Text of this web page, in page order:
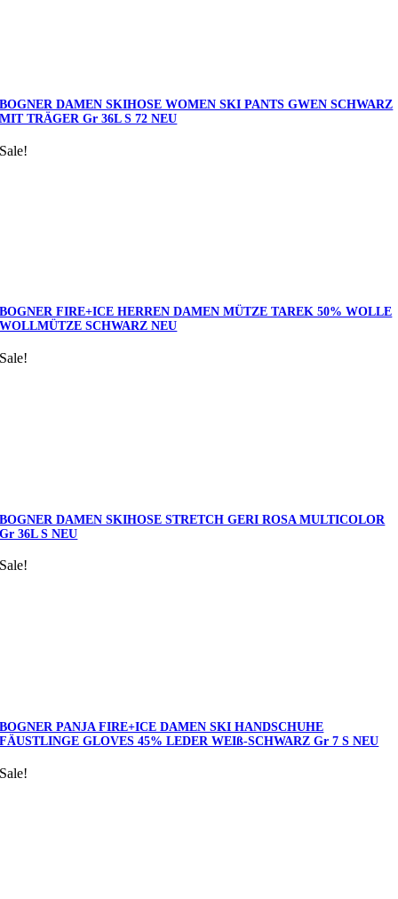
BOGNER DAMEN SKIHOSE WOMEN SKI PANTS GWEN SCHWARZ
MIT TRÄGER Gr 36L S 72 NEU
Sale!
BOGNER FIRE+ICE HERREN DAMEN MÜTZE TAREK 50% WOLLE
WOLLMÜTZE SCHWARZ NEU
Sale!
BOGNER DAMEN SKIHOSE STRETCH GERI ROSA MULTICOLOR
Gr 36L S NEU
Sale!
BOGNER PANJA FIRE+ICE DAMEN SKI HANDSCHUHE
FÄUSTLINGE GLOVES 45% LEDER WEIß-SCHWARZ Gr 7 S NEU
Sale!